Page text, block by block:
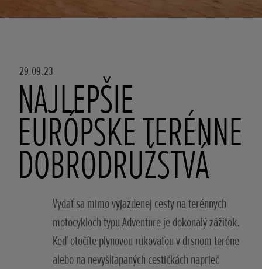
29.09.23
NAJLEPŠIE
EURÓPSKE TERÉNNE
DOBRODRUŽSTVÁ
Vydať sa mimo vyjazdenej cesty na terénnych
motocykloch typu Adventure je dokonalý zážitok.
Keď otočíte plynovou rukoväťou v drsnom teréne
alebo na nevyšliapaných cestičkách naprieč